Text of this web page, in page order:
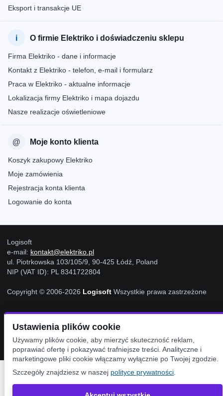
Eksport i transakcje UE
O firmie Elektriko i doświadczeniu sklepu
Firma Elektriko - dane i informacje
Kontakt z Elektriko - telefon, e-mail i formularz
Praca w Elektriko - aktualne informacje
Lokalizacja firmy Elektriko i mapa dojazdu
Nasze realizacje oświetleniowe
Moje konto klienta
Koszyk zakupowy Elektriko
Moje zamówienia
Rejestracja konta klienta
Logowanie do konta
Logisoft
e-mail: kontakt@elektriko.pl
ul. Piotrkowska 103/105/9, 90-425 Łódź, Poland
NIP (VAT ID): PL 8341722804
Copyright © 2006-2026 Logisoft Wszystkie prawa zastrzeżone
Ustawienia Cookies
Ustawienia plików cookie
Używamy plików cookie, aby mierzyć skuteczność reklam,
poprawiać ofertę i pokazywać trafniejsze treści. Analityczne i
marketingowe pliki cookie włączamy wyłącznie po Twojej zgodzie.
Szczegóły znajdziesz w naszej polityce prywatności